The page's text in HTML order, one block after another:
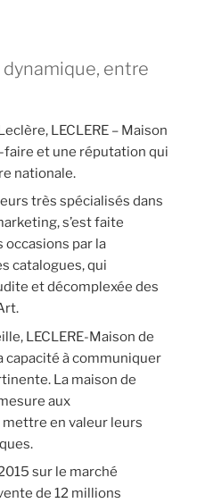
entre
LECLERE – Maison
faire et une réputation qui
nationale.
très spécialisés dans
s’est faite
occasions par la
catalogues, qui
et décomplexée des
LECLERE-Maison de
capacité à communiquer
La maison de
aux
en valeur leurs
sur le marché
de 12 millions